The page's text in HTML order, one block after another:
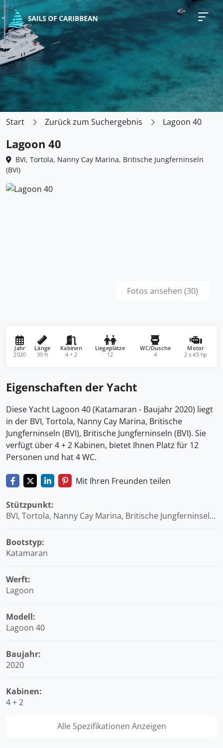
Start Zurück zum Suchergebnis Lagoon 40
Lagoon 40
BVI, Tortola, Nanny Cay Marina, Britische Jungferninseln
(BVI)
Fotos ansehen (30)
Jahr
2020
Länge
39 ft
Kabinen
4 + 2
Liegeplätze
12
WC/Dusche
4
Motor
2 x 45 hp
Eigenschaften der Yacht
Diese Yacht Lagoon 40 (Katamaran - Baujahr 2020) liegt
in der BVI, Tortola, Nanny Cay Marina, Britische
Jungferninseln (BVI), Britische Jungferninseln (BVI). Sie
verfügt über 4 + 2 Kabinen, bietet Ihnen Platz für 12
Personen und hat 4 WC.
Mit Ihren Freunden teilen
Stützpunkt:
BVI, Tortola, Nanny Cay Marina, Britische Jungferninseln
Bootstyp:
Katamaran
Werft:
Lagoon
Modell:
Lagoon 40
Baujahr:
2020
Kabinen:
4 + 2
Alle Spezifikationen Anzeigen